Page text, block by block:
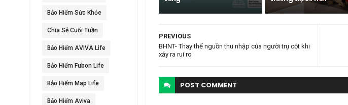
Bảo Hiểm Sức Khỏe
Chia Sẻ Cuối Tuần
Bảo Hiểm AVIVA Life
Bảo Hiểm Fubon Life
Bảo Hiểm Map Life
Bảo Hiểm Aviva
PREVIOUS
BHNT- Thay thế nguồn thu nhập của người trụ cột khi
xảy ra rui ro
POST COMMENT